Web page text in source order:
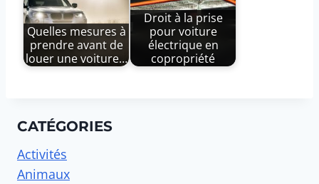
Quelles mesures à
prendre avant de
louer une voiture…
Droit à la prise
pour voiture
électrique en
copropriété
CATÉGORIES
Activités
Animaux